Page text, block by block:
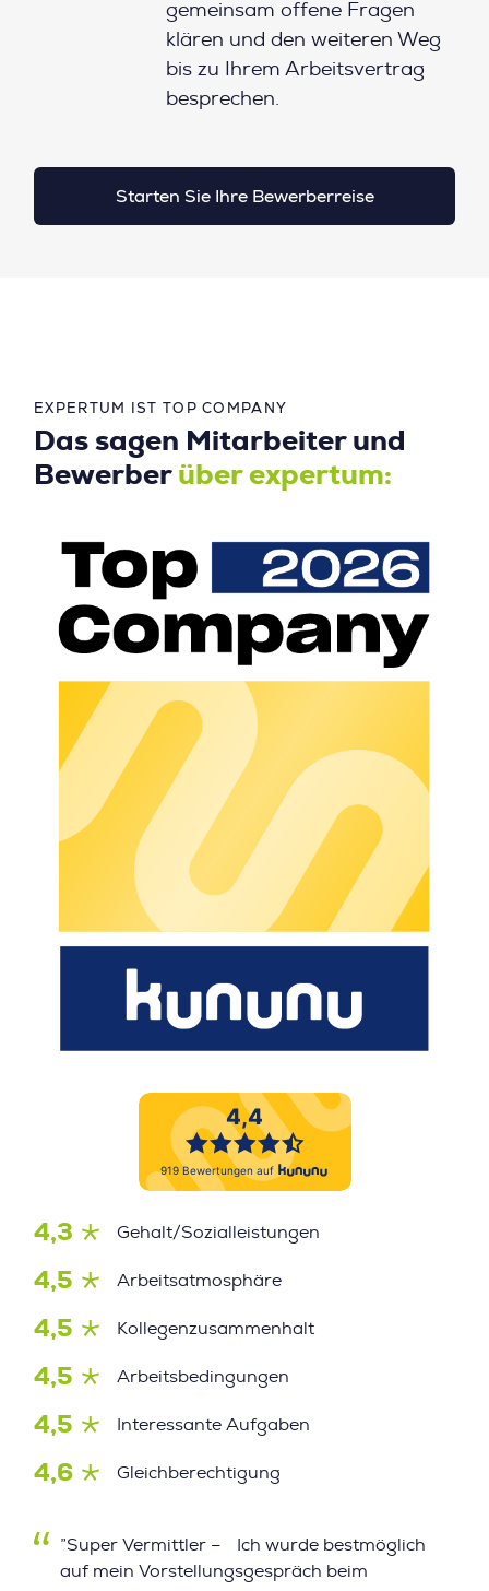
gemeinsam offene Fragen
klären und den weiteren Weg
bis zu Ihrem Arbeitsvertrag
besprechen.
Starten Sie Ihre Bewerberreise
EXPERTUM IST TOP COMPANY
Das sagen Mitarbeiter und
Bewerber über expertum:
4,3 Gehalt/Sozialleistungen
4,5 Arbeitsatmosphäre
4,5 Kollegenzusammenhalt
4,5 Arbeitsbedingungen
4,5 Interessante Aufgaben
4,6 Gleichberechtigung
”Super Vermittler – Ich wurde bestmöglich
auf mein Vorstellungsgespräch beim